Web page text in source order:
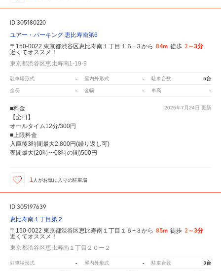
ID:305180220
ユアー・パーキング 恵比寿南第6
〒150-0022 東京都渋谷区恵比寿南１丁目１６−３から 84m 徒歩 2～3分
近くてオススメ！
東京都渋谷区恵比寿南1-19-9
駐車場形式 - 屋内外形式 - 駐車台数 5台
全長 - 全幅 - 車高 -
2026年7月24日 更新
■料金
【全日】
オールタイム12分/300円
■上限料金
入庫後3時間最大2,800円(繰り返し可)
夜間最大(20時〜08時の間)500円
1 人がお気に入りの駐車場
ID:305197639
恵比寿南１丁目第２
〒150-0022 東京都渋谷区恵比寿南１丁目１６−３から 85m 徒歩 2～3分
近くてオススメ！
東京都渋谷区恵比寿南１丁目２０ー２
駐車場形式 - 屋内外形式 - 駐車台数 3台